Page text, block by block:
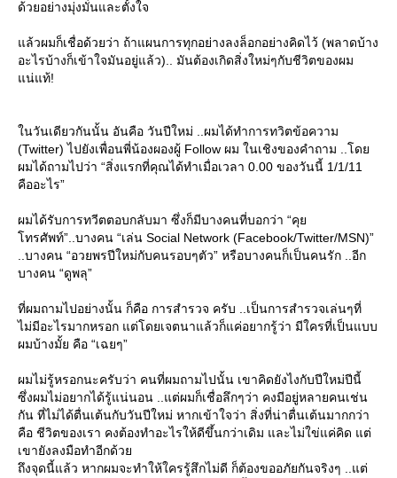
ด้วยอย่างมุ่งมั่นและตั้งใจ
ล้วผมก็เชื่อด้วยว่า ถ้าแผนการทุกอย่างลงล็อกอย่างคิดไว้ (พลาดบ้าง
อะไรบ้างก็เข้าใจมันอยู่แล้ว).. มันต้องเกิดสิ่งใหม่ๆกับชีวิตของผม
น่แท้!
นวันเดียวกันนั้น อันคือ วันปีใหม่ ..ผมได้ทำการทวิตข้อความ
(Twitter) ไปยังเพื่อนพี่น้องผองผู้ Follow ผม ในเชิงของคำถาม ..โด
ผมได้ถามไปว่า “สิ่งแรกที่คุณได้ทำเมื่อเวลา 0.00 ของวันนี้ 1/1/11
คืออะไร”
ผมได้รับการทวีตตอบกลับมา ซึ่งก็มีบางคนที่บอกว่า “คุ
ทรศัพท์”..บางคน “เล่น Social Network (Facebook/Twitter/MSN)”
..บางคน “อวยพรปีใหม่กับคนรอบๆตัว” หรือบางคนก็เป็นคนรัก ..อีก
บางคน “ดูพลุ”
ที่ผมถามไปอย่างนั้น ก็คือ การสำรวจ ครับ ..เป็นการสำรวจเล่นๆที่
ไม่มีอะไรมากหรอก แต่โดยเจตนาแล้วก็แค่อยากรู้ว่า มีใครที่เป็นแบบ
ผมบ้างมั้ย คือ “เฉยๆ”
ผมไม่รู้หรอกนะครับว่า คนที่ผมถามไปนั้น เขาคิดยังไงกับปีใหม่ปีนี้
ซึ่งผมไม่อยากได้รู้แน่นอน ..แต่ผมก็เชื่อลึกๆว่า คงมีอยู่หลายคนเช่น
กัน ที่ไม่ได้ตื่นเต้นกับวันปีใหม่ หากเข้าใจว่า สิ่งที่น่าตื่นเต้นมากกว่า
คือ ชีวิตของเรา คงต้องทำอะไรให้ดีขึ้นกว่าเดิม และไม่ใข่แค่คิด แต่
เขายังลงมือทำอีกด้ว
ถึงจุดนี้แล้ว หากผมจะทำให้ใครรู้สึกไม่ดี ก็ต้องขออภัยกันจริงๆ ..แต่